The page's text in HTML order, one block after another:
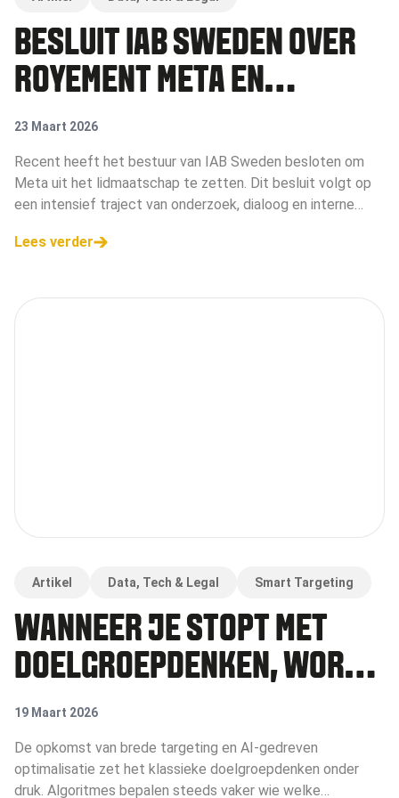
BESLUIT IAB SWEDEN OVER
ROYEMENT META EN
BREDERE IMPLICATIES VOOR
DE DIGITALE
ADVERTENTIEKETEN
23 Maart 2026
Recent heeft het bestuur van IAB Sweden besloten om
Meta uit het lidmaatschap te zetten. Dit besluit volgt op
een intensief traject van onderzoek, dialoog en interne
frauduleuze
Lees verder
Artikel Data, Tech & Legal Smart Targeting
WANNEER JE STOPT MET
DOELGROEPDENKEN, WORDT
DE ENIGE TOETS VAN JE
OUTPUT: VIND ÍK HET ZELF
LEUK?"
19 Maart 2026
De opkomst van brede targeting en AI-gedreven
optimalisatie zet het klassieke doelgroepdenken onder
druk. Algoritmes bepalen steeds vaker wie welke